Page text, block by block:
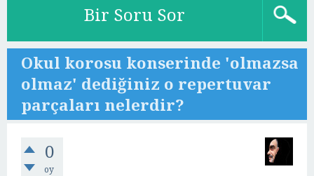
Bir Soru Sor
Okul korosu konserinde 'olmazsa
olmaz' dediğiniz o repertuvar
parçaları nelerdir?
0
oy